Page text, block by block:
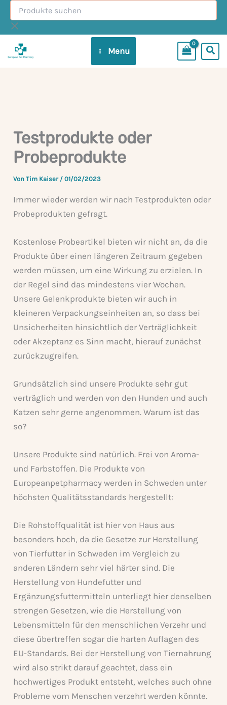
Inhalt
springen
Produkte
suchen
Menu
Testprodukte oder
Probeprodukte
VonTim Kaiser /01/02/2023
Immer wieder werden wir nach Testprodukten oder
Probeprodukten gefragt.
Kostenlose Probeartikel bieten wir nicht an, da die
Produkte über einen längeren Zeitraum gegeben
werden müssen, um eine Wirkung zu erzielen. In
der Regel sind das mindestens vier Wochen.
Unsere Gelenkprodukte bieten wir auch in
kleineren Verpackungseinheiten an, so dass bei
Unsicherheiten hinsichtlich der Verträglichkeit
oder Akzeptanz es Sinn macht, hierauf zunächst
zurückzugreifen.
Grundsätzlich sind unsere Produkte sehr gut
verträglich und werden von den Hunden und auch
Katzen sehr gerne angenommen. Warum ist das
so?
Unsere Produkte sind natürlich. Frei von Aroma-
und Farbstoffen. Die Produkte von
Europeanpetpharmacy werden in Schweden unter
höchsten Qualitätsstandards hergestellt:
Die Rohstoffqualität ist hier von Haus aus
besonders hoch, da die Gesetze zur Herstellung
von Tierfutter in Schweden im Vergleich zu
anderen Ländern sehr viel härter sind. Die
Herstellung von Hundefutter und
Ergänzungsfuttermitteln unterliegt hier denselben
strengen Gesetzen, wie die Herstellung von
Lebensmitteln für den menschlichen Verzehr und
diese übertreffen sogar die harten Auflagen des
EU-Standards. Bei der Herstellung von Tiernahrung
wird also strikt darauf geachtet, dass ein
hochwertiges Produkt entsteht, welches auch ohne
Probleme vom Menschen verzehrt werden könnte.